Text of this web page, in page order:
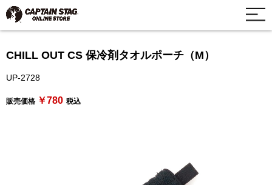
CHILL OUT CS 保冷剤タオルポーチ（M）
UP-2728
販売価格 ￥780 税込